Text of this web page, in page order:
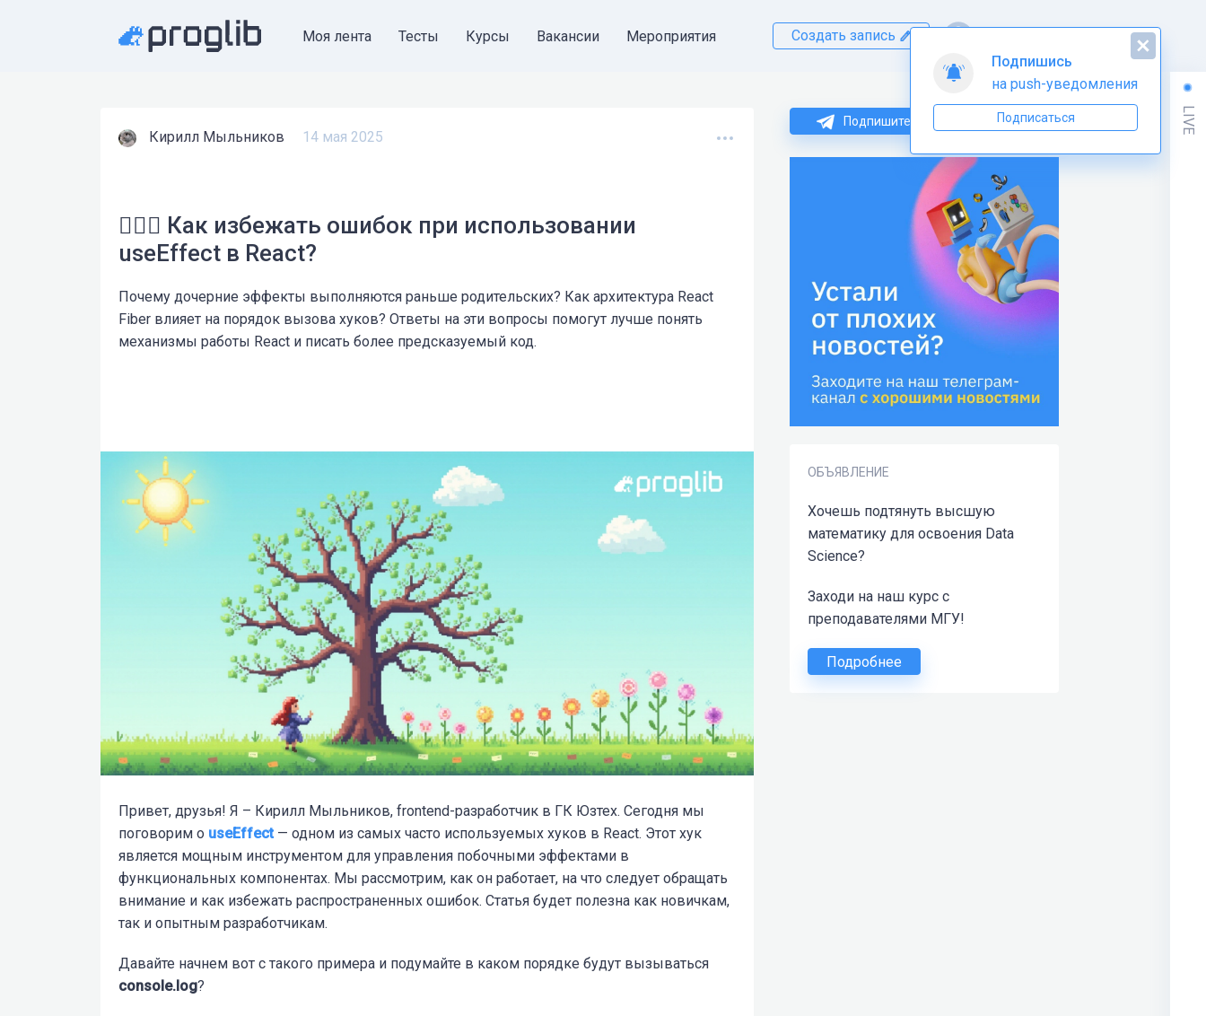
Моя лента Тесты Курсы Вакансии Мероприятия Создать запись
Подпишитесь на нас в Telegram
ОБЪЯВЛЕНИЕ
Хочешь подтянуть высшую
математику для освоения Data
Science?
Заходи на наш курс с
преподавателями МГУ!
Подробнее
Кирилл Мыльников 14 мая 2025
🤷🏻‍♂️ Как избежать ошибок при использовании
useEffect в React?
Почему дочерние эффекты выполняются раньше родительских? Как архитектура React
Fiber влияет на порядок вызова хуков? Ответы на эти вопросы помогут лучше понять
механизмы работы React и писать более предсказуемый код.
Привет, друзья! Я – Кирилл Мыльников, frontend-разработчик в ГК Юзтех. Сегодня мы
поговорим о useEffect — одном из самых часто используемых хуков в React. Этот хук
является мощным инструментом для управления побочными эффектами в
функциональных компонентах. Мы рассмотрим, как он работает, на что следует обращать
внимание и как избежать распространенных ошибок. Статья будет полезна как новичкам,
так и опытным разработчикам.
Давайте начнем вот с такого примера и подумайте в каком порядке будут вызываться
console.log?
LIVE
Подпишись
на push-уведомления
Подписаться